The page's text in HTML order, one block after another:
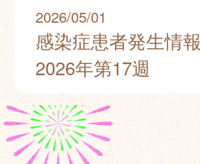
2026/05/01
感染症患者発生情報
2026年第17週